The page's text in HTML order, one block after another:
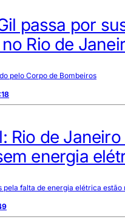
passa por
Rio de
pelo Corpo de Bombeiros
Rio de
energia
pela falta de energia elétrica estão